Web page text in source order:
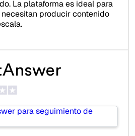
La plataforma es ideal para
producir contenido